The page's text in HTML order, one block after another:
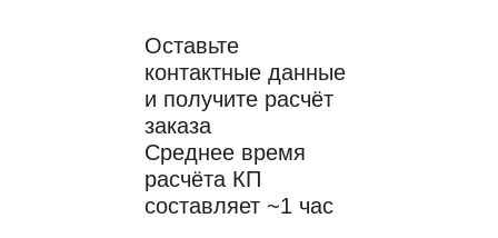
Оставьте
контактные данные
и получите расчёт
заказа
Среднее время
расчёта КП
составляет ~1 час